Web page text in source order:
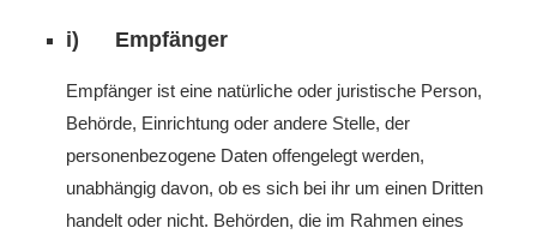
i) Empfänger
Empfänger ist eine natürliche oder juristische Person,
Behörde, Einrichtung oder andere Stelle, der
personenbezogene Daten offengelegt werden,
unabhängig davon, ob es sich bei ihr um einen Dritten
handelt oder nicht. Behörden, die im Rahmen eines